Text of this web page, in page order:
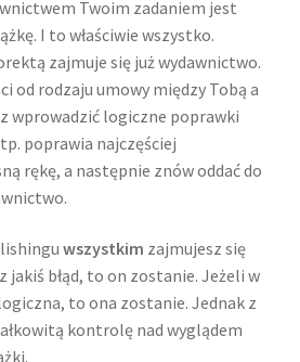
Twoim zadaniem jest
I to właściwie wszystko.
zajmuje się już wydawnictwo.
od rodzaju umowy między Tobą a
wprowadzić logiczne poprawki
poprawia najczęściej
rękę, a następnie znów oddać do
wszystkim zajmujesz się
jakiś błąd, to on zostanie. Jeżeli w
to ona zostanie. Jednak z
kontrolę nad wyglądem